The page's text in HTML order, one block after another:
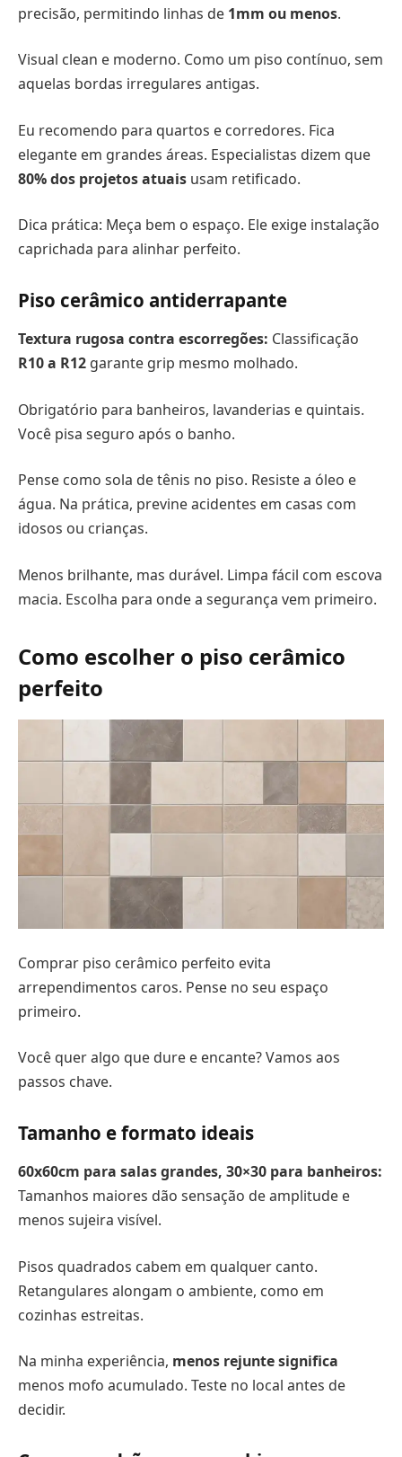
precisão, permitindo linhas de 1mm ou menos.
Visual clean e moderno. Como um piso contínuo, sem
aquelas bordas irregulares antigas.
Eu recomendo para quartos e corredores. Fica
elegante em grandes áreas. Especialistas dizem que
80% dos projetos atuais usam retificado.
Dica prática: Meça bem o espaço. Ele exige instalação
caprichada para alinhar perfeito.
Piso cerâmico antiderrapante
Textura rugosa contra escorregões: Classificação
R10 a R12 garante grip mesmo molhado.
Obrigatório para banheiros, lavanderias e quintais.
Você pisa seguro após o banho.
Pense como sola de tênis no piso. Resiste a óleo e
água. Na prática, previne acidentes em casas com
idosos ou crianças.
Menos brilhante, mas durável. Limpa fácil com escova
macia. Escolha para onde a segurança vem primeiro.
Como escolher o piso cerâmico
perfeito
Comprar piso cerâmico perfeito evita
arrependimentos caros. Pense no seu espaço
primeiro.
Você quer algo que dure e encante? Vamos aos
passos chave.
Tamanho e formato ideais
60x60cm para salas grandes, 30×30 para banheiros:
Tamanhos maiores dão sensação de amplitude e
menos sujeira visível.
Pisos quadrados cabem em qualquer canto.
Retangulares alongam o ambiente, como em
cozinhas estreitas.
Na minha experiência, menos rejunte significa
menos mofo acumulado. Teste no local antes de
decidir.